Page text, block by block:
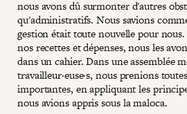
nous avons dû surmonter d'autres
qu'administratifs. Nous savions
gestion était toute nouvelle pour
nos recettes et dépenses, nous les
dans un cahier. Dans une assemblée
travailleur·euse·s, nous prenions
importantes, en appliquant les
nous avions appris sous la maloca.